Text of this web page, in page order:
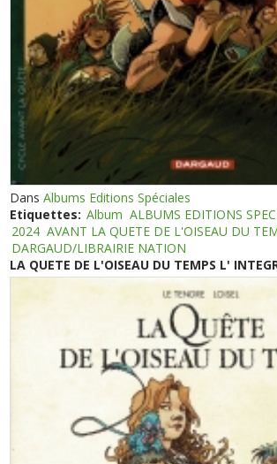
DansAlbums Editions Spéciales
Etiquettes: Album ALBUMS EDITIONS
2024 AVANT LA QUETE DE L'OISEAU DU
DARGAUD/LIBRAIRIE NATION
LA QUETE DE L'OISEAU DU TEMPS L'